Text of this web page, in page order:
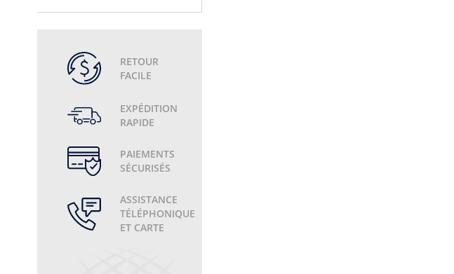
RETOUR
FACILE
EXPÉDITION
RAPIDE
PAIEMENTS
SÉCURISÉS
ASSISTANCE
TÉLÉPHONIQUE
ET CARTE